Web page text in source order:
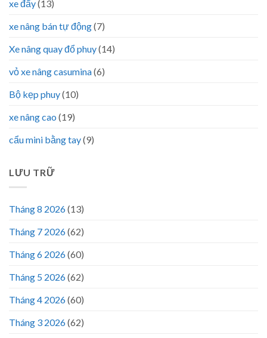
xe đẩy(13)
xe nâng bán tự động(7)
Xe nâng quay đổ phuy(14)
vỏ xe nâng casumina(6)
Bộ kẹp phuy(10)
xe nâng cao (19)
cẩu mini bằng tay(9)
LƯU TRỮ
Tháng 8 2026(13)
Tháng 7 2026(62)
Tháng 6 2026(60)
Tháng 5 2026(62)
Tháng 4 2026(60)
Tháng 3 2026(62)